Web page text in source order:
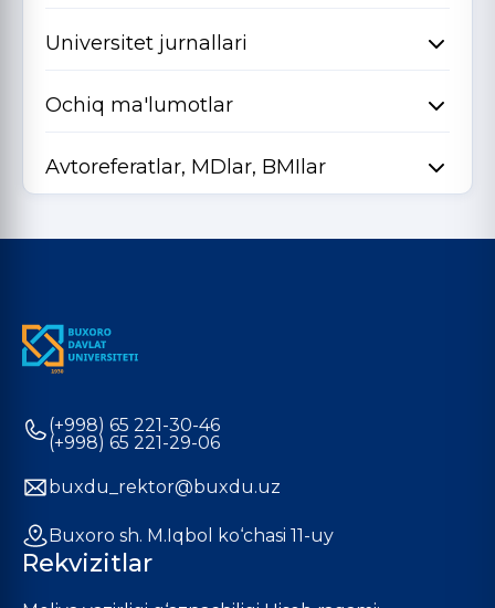
Universitet jurnallari
Ochiq ma'lumotlar
Avtoreferatlar, MDlar, BMIlar
(+998) 65 221-30-46
(+998) 65 221-29-06
buxdu_rektor@buxdu.uz
Buxoro sh. M.Iqbol ko‘chasi 11-uy
Rekvizitlar